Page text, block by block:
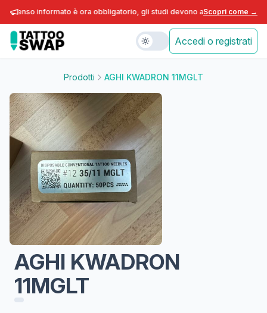
informato è ora obbligatorio, gli studi devono adeguarsi entro fine
Scopri come →
Accedi o registrati
Prodotti AGHI KWADRON 11MGLT
AGHI KWADRON
11MGLT